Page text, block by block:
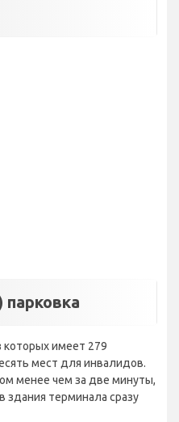
парковка
которых имеет 279
мест для инвалидов.
менее чем за две минуты,
здания терминала сразу